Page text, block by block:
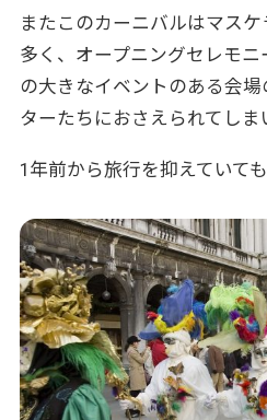
またこのカーニバルはマス
多く、オープニングセレモ
の大きなイベントのある会
ターたちにおさえられてしま
1年前から旅行を抑えていて